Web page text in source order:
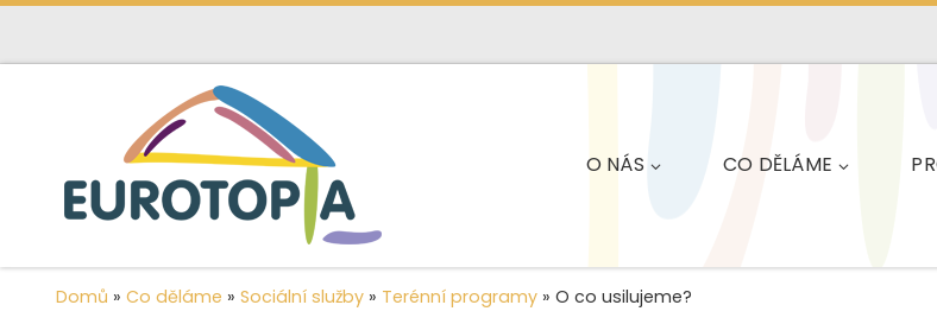
content
O NÁS CO DĚLÁME
Domů » Co děláme » Sociální služby » Terénní programy » O co usilujeme?